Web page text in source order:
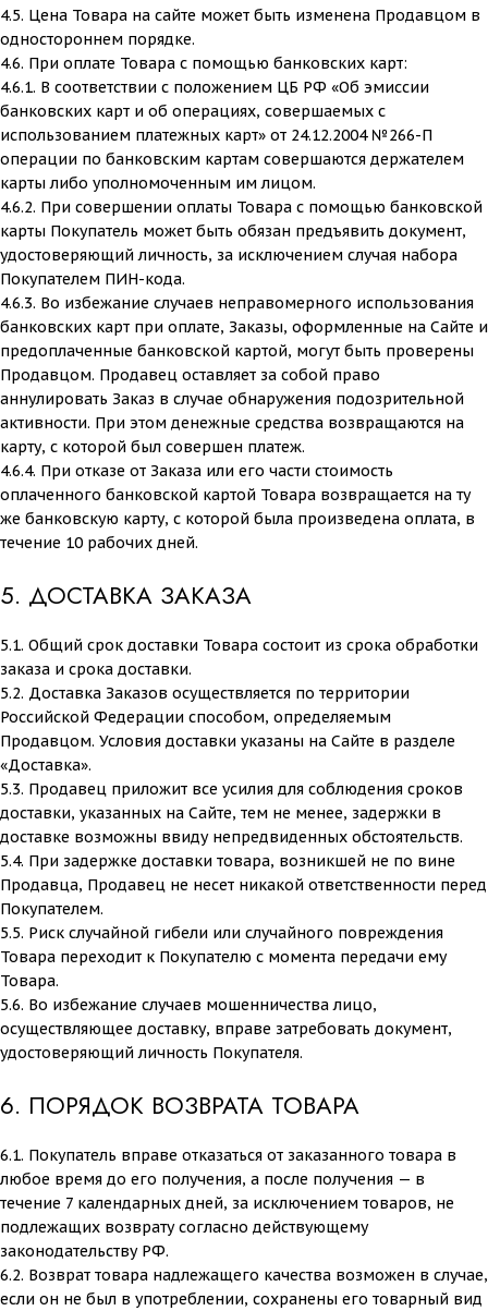
4.5. Цена Товара на сайте может быть изменена Продавцом в
одностороннем порядке.
4.6. При оплате Товара с помощью банковских карт:
4.6.1. В соответствии с положением ЦБ РФ «Об эмиссии
банковских карт и об операциях, совершаемых с
использованием платежных карт» от 24.12.2004 №266-П
операции по банковским картам совершаются держателем
карты либо уполномоченным им лицом.
4.6.2. При совершении оплаты Товара с помощью банковской
карты Покупатель может быть обязан предъявить документ,
удостоверяющий личность, за исключением случая набора
Покупателем ПИН-кода.
4.6.3. Во избежание случаев неправомерного использования
банковских карт при оплате, Заказы, оформленные на Сайте и
предоплаченные банковской картой, могут быть проверены
Продавцом. Продавец оставляет за собой право
аннулировать Заказ в случае обнаружения подозрительной
активности. При этом денежные средства возвращаются на
карту, с которой был совершен платеж.
4.6.4. При отказе от Заказа или его части стоимость
оплаченного банковской картой Товара возвращается на ту
же банковскую карту, с которой была произведена оплата, в
течение 10 рабочих дней.
5. ДОСТАВКА ЗАКАЗА
5.1. Общий срок доставки Товара состоит из срока обработки
заказа и срока доставки.
5.2. Доставка Заказов осуществляется по территории
Российской Федерации способом, определяемым
Продавцом. Условия доставки указаны на Сайте в разделе
«Доставка».
5.3. Продавец приложит все усилия для соблюдения сроков
доставки, указанных на Сайте, тем не менее, задержки в
доставке возможны ввиду непредвиденных обстоятельств.
5.4. При задержке доставки товара, возникшей не по вине
Продавца, Продавец не несет никакой ответственности перед
Покупателем.
5.5. Риск случайной гибели или случайного повреждения
Товара переходит к Покупателю с момента передачи ему
Товара.
5.6. Во избежание случаев мошенничества лицо,
осуществляющее доставку, вправе затребовать документ,
удостоверяющий личность Покупателя.
6. ПОРЯДОК ВОЗВРАТА ТОВАРА
6.1. Покупатель вправе отказаться от заказанного товара в
любое время до его получения, а после получения — в
течение 7 календарных дней, за исключением товаров, не
подлежащих возврату согласно действующему
законодательству РФ.
6.2. Возврат товара надлежащего качества возможен в случае,
если он не был в употреблении, сохранены его товарный вид